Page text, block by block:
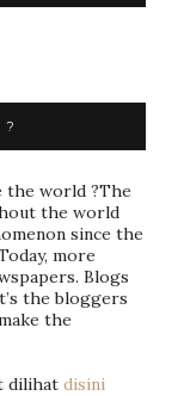
?
the world ?The
the world
since the
more
Blogs
the bloggers
the
dilihat disini